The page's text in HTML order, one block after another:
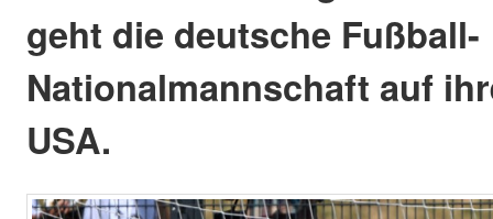
geht die deutsche Fußball-
Nationalmannschaft auf
USA.